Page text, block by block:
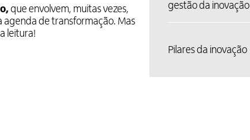
que envolvem, muitas vezes,
agenda de transformação. Mas
leitura!
gestão da inovação
Pilares da inovação